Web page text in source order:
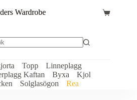
Wardrobe Varukorg
Topp
Linneplagg
Kaftan Byxa
Kjol
Solglasögon Rea